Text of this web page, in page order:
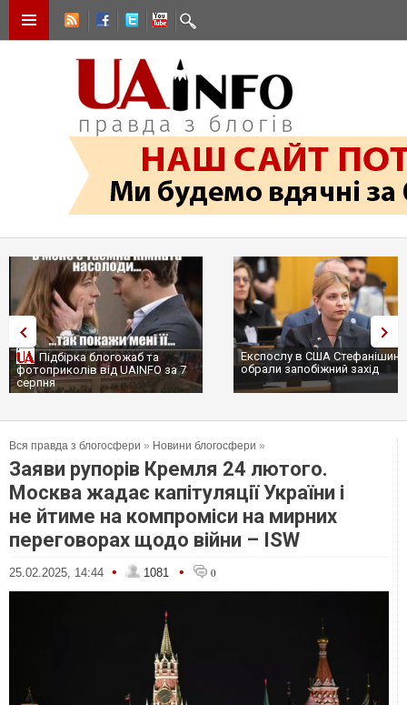
Підбірка блогожаб та
фотоприколів від UAINFO за 7
серпня
Експослу в США
обрали запобіжний захід
Вся правда з блогосфери » Новини блогосфери »
Заяви рупорів Кремля 24 лютого.
Москва жадає капітуляції України і
не йтиме на компроміси на мирних
переговорах щодо війни – ISW
25.02.2025, 14:44 • 1081 • 0